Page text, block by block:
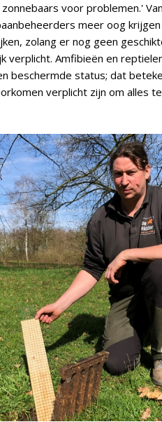
voor problemen.'
meer oog
zolang er nog geen
verplicht. Amfibieën en
beschermde status; dat
verplicht zijn om alles